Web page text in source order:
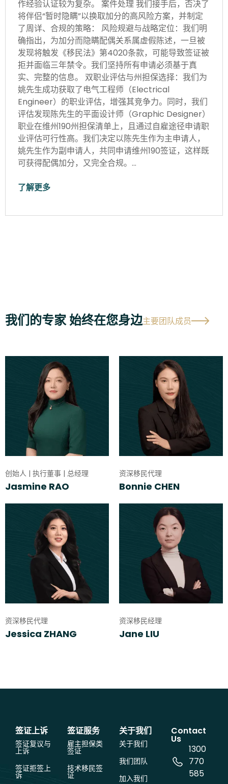
作经验认证较为复杂。 案件处理 我们接手后，否决了
将伴侣“暂时隐瞒”以换取加分的高风险方案，并制定
了周详、合规的策略： 风险规避与战略定位：我们明
确指出，为加分而隐瞒配偶关系属虚假陈述，一旦被
发现将触发《移民法》第4020条款，可能导致签证被
拒并面临三年禁令。我们坚持所有申请必须基于真
实、完整的信息。 双职业评估与州担保选择：我们为
姚先生成功获取了电气工程师（Electrical
Engineer）的职业评估，增强其竞争力。同时，我们
评估发现陈先生的平面设计师（Graphic Designer）
职业在维州190州担保清单上，且通过自雇途径申请职
业评估可行性高。我们决定以陈先生作为主申请人，
姚先生作为副申请人，共同申请维州190签证，这样既
可获得配偶加分，又完全合规。…
了解更多
我们的专家 始终在您身边主要团队成员
创始人 | 执行董事 | 总经理
Jasmine RAO
资深移民代理
Bonnie CHEN
资深移民代理
Jessica ZHANG
资深移民经理
Jane LIU
签证上诉
签证复议与
上诉
签证拒签上
诉
签证服务
雇主担保类
签证
技术移民签
证
关于我们
关于我们
我们团队
加入我们
Contact
Us
1300
770
585